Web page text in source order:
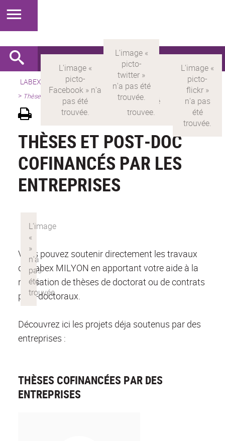
LABEX > LABEX MILYON Version française
Présentation
> Thèses et Post-Doc cofinancés par les entreprises
THÈSES ET POST-DOC
COFINANCÉS PAR LES
ENTREPRISES
Vous pouvez soutenir directement les travaux
du Labex MILYON en apportant votre aide à la
réalisation de thèses de doctorat ou de contrats
post-doctoraux.
Découvrez ici les projets déja soutenus par des
entreprises :
THÈSES COFINANCÉES PAR DES
ENTREPRISES